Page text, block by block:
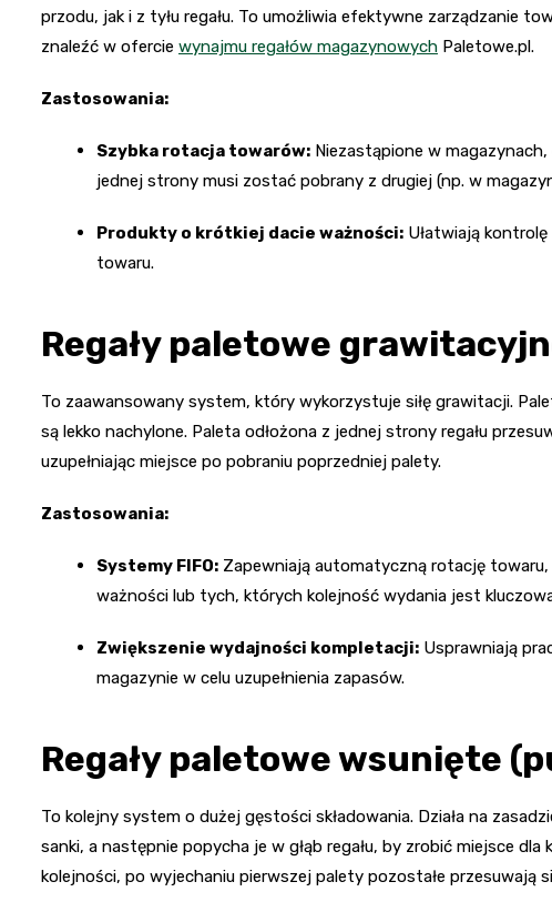
przodu, jak i z tyłu regału. To umożliwia efektywne zarządzanie
znaleźć w ofercie wynajmu regałów magazynowych Paletowe.pl.
Zastosowania:
Szybka rotacja towarów: Niezastąpione w
jednej strony musi zostać pobrany z drugiej (np. w
Produkty o krótkiej dacie ważności: Ułatwiają
towaru.
Regały paletowe
To zaawansowany system, który wykorzystuje siłę grawitacji.
są lekko nachylone. Paleta odłożona z jednej strony regału
uzupełniając miejsce po pobraniu poprzedniej palety.
Zastosowania:
Systemy FIFO: Zapewniają automatyczną rotację
ważności lub tych, których kolejność wydania jest
Zwiększenie wydajności kompletacji: Usprawniają
magazynie w celu uzupełnienia zapasów.
Regały paletowe wsunięte
To kolejny system o dużej gęstości składowania. Działa na
sanki, a następnie popycha je w głąb regału, by zrobić miejsce
kolejności, po wyjechaniu pierwszej palety pozostałe przesuwają